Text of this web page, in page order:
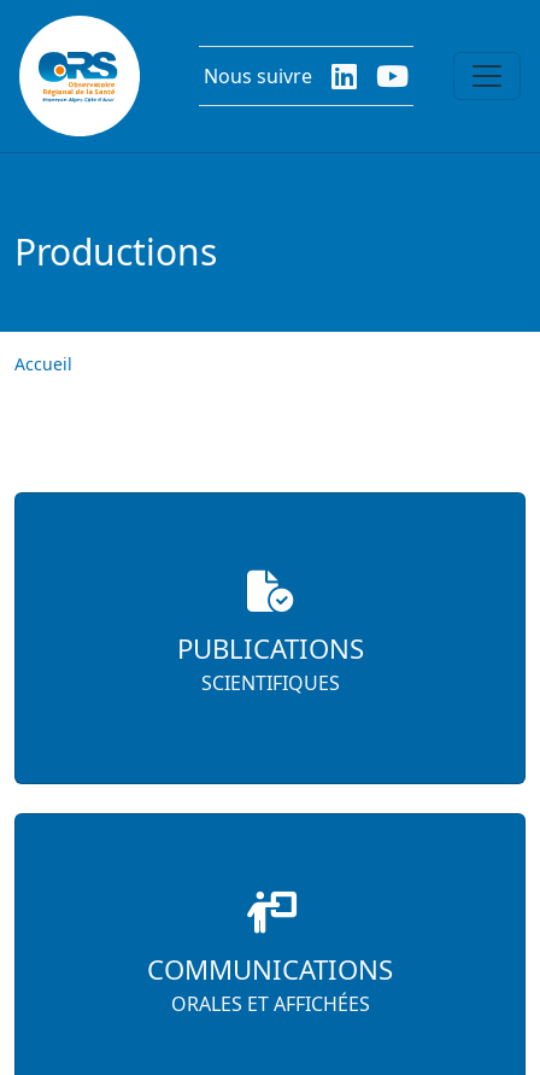
Aller au contenu principal
Nous suivre
Productions
Accueil
PUBLICATIONS
SCIENTIFIQUES
COMMUNICATIONS
ORALES ET AFFICHÉES